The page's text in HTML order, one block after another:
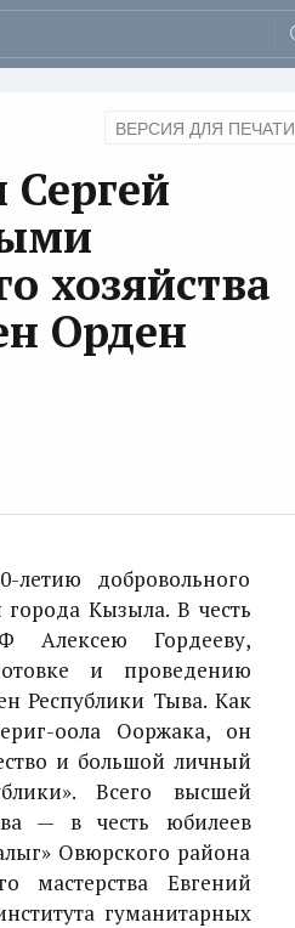
ВЕРСИЯ ДЛЯ ПЕЧАТИ
хозяйства
Орден
добровольного
Кызыла. В честь
Алексею Гордееву,
и проведению
Республики Тыва. Как
оола Ооржака, он
и большой личный
Всего высшей
— в честь юбилеев
Овюрского района
мастерства Евгений
гуманитарных